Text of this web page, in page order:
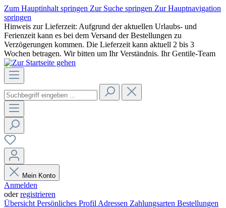
Zum Hauptinhalt springen Zur Suche springen Zur Hauptnavigation
springen
Hinweis zur Lieferzeit: Aufgrund der aktuellen Urlaubs- und
Ferienzeit kann es bei dem Versand der Bestellungen zu
Verzögerungen kommen. Die Lieferzeit kann aktuell 2 bis 3
Wochen betragen. Wir bitten um Ihr Verständnis. Ihr Gentile-Team
Mein Konto
Anmelden
oderregistrieren
Übersicht Persönliches Profil Adressen Zahlungsarten Bestellungen